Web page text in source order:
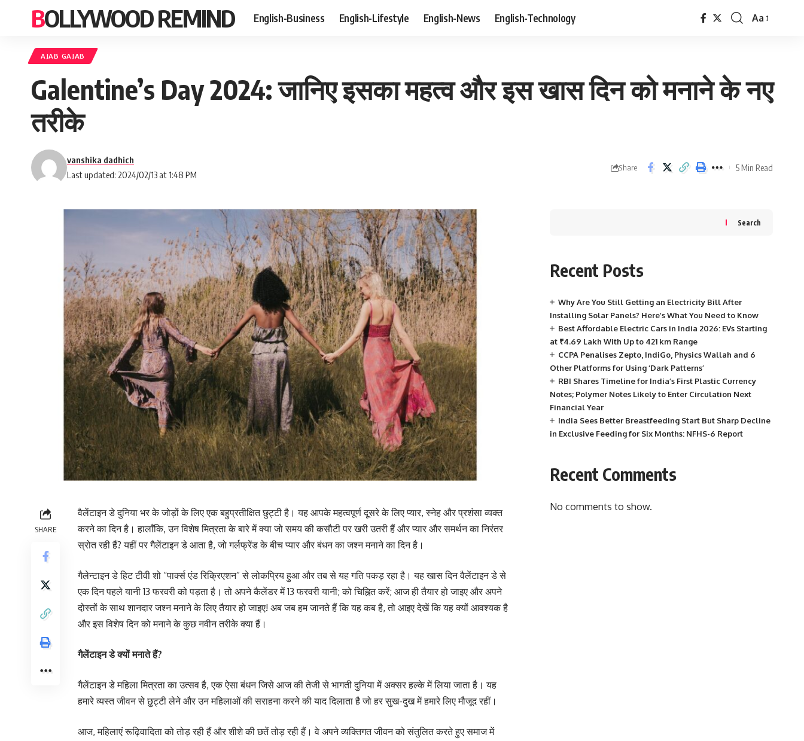
BOLLYWOOD REMIND English-Business English-Lifestyle English-News English-Technology
Font
Aa
AJAB GAJAB
Galentine’s Day 2024: जानिए इसका महत्व और इस खास दिन को मनाने के नए
तरीके
Last updated: 2024/02/13 at 1:48 PM
vanshika dadhich
Share 5 Min Read
SHARE
वैलेंटाइन डे दुनिया भर के जोड़ों के लिए एक बहुप्रतीक्षित छुट्टी है। यह आपके महत्वपूर्ण दूसरे के लिए प्यार, स्नेह और प्रशंसा व्यक्त
करने का दिन है। हालाँकि, उन विशेष मित्रता के बारे में क्या जो समय की कसौटी पर खरी उतरी हैं और प्यार और समर्थन का निरंतर
स्रोत रही हैं? यहीं पर गैलेंटाइन डे आता है, जो गर्लफ्रेंड के बीच प्यार और बंधन का जश्न मनाने का दिन है।
गैलेन्टाइन डे हिट टीवी शो “पार्क्स एंड रिक्रिएशन” से लोकप्रिय हुआ और तब से यह गति पकड़ रहा है। यह खास दिन वैलेंटाइन डे से
एक दिन पहले यानी 13 फरवरी को पड़ता है। तो अपने कैलेंडर में 13 फरवरी यानी; को चिह्नित करें; आज ही तैयार हो जाइए और अपने
दोस्तों के साथ शानदार जश्न मनाने के लिए तैयार हो जाइए! अब जब हम जानते हैं कि यह कब है, तो आइए देखें कि यह क्यों आवश्यक है
और इस विशेष दिन को मनाने के कुछ नवीन तरीके क्या हैं।
गैलेंटाइन डे क्यों मनाते हैं?
गैलेंटाइन डे महिला मित्रता का उत्सव है, एक ऐसा बंधन जिसे आज की तेजी से भागती दुनिया में अक्सर हल्के में लिया जाता है। यह
हमारे व्यस्त जीवन से छुट्टी लेने और उन महिलाओं की सराहना करने की याद दिलाता है जो हर सुख-दुख में हमारे लिए मौजूद रहीं।
आज, महिलाएं रूढ़िवादिता को तोड़ रही हैं और शीशे की छतें तोड़ रही हैं। वे अपने व्यक्तिगत जीवन को संतुलित करते हुए समाज में
Search
Recent Posts
Why Are You Still Getting an Electricity Bill After
Installing Solar Panels? Here’s What You Need to Know
Best Affordable Electric Cars in India 2026: EVs Starting
at ₹4.69 Lakh With Up to 421 km Range
CCPA Penalises Zepto, IndiGo, Physics Wallah and 6
Other Platforms for Using ‘Dark Patterns’
RBI Shares Timeline for India’s First Plastic Currency
Notes; Polymer Notes Likely to Enter Circulation Next
Financial Year
India Sees Better Breastfeeding Start But Sharp Decline
in Exclusive Feeding for Six Months: NFHS-6 Report
Recent Comments
No comments to show.